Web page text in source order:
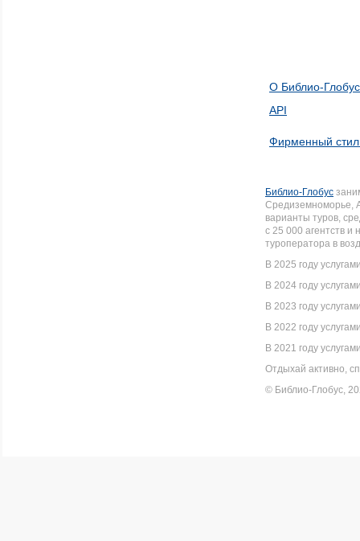
О Библио-Глобус
API
Фирменный
Библио-Глобус
Средиземноморье,
варианты туров,
с 25 000 агентств
туроператора в
В 2025 году
В 2024 году
В 2023 году
В 2022 году
В 2021 году
Отдыхай активно,
© Библио-Глобус,